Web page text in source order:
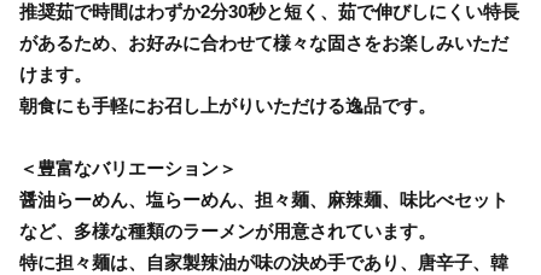
推奨茹で時間はわずか2分30秒と短く、茹で伸びしにくい特長
があるため、お好みに合わせて様々な固さをお楽しみいただ
けます。
朝食にも手軽にお召し上がりいただける逸品です。
＜豊富なバリエーション＞
醤油らーめん、塩らーめん、担々麺、麻辣麺、味比べセット
など、多様な種類のラーメンが用意されています。
特に担々麺は、自家製辣油が味の決め手であり、唐辛子、韓